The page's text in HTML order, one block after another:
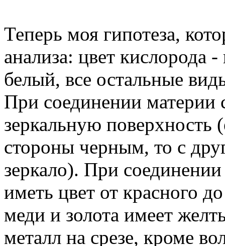
Теперь моя гипотеза,
анализа: цвет кислорода
белый, все остальные
При соединении материи
зеркальную поверхность
стороны черным, то с
зеркало). При
иметь цвет от красного
меди и золота имеет
металл на срезе, кроме